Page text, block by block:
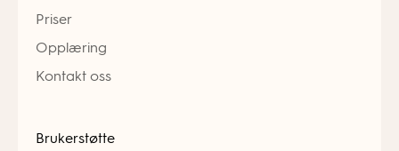
Priser
Opplæring
Kontakt oss
Brukerstøtte